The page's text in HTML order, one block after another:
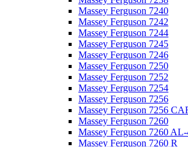
Massey Ferguson 7240
Massey Ferguson 7242
Massey Ferguson 7244
Massey Ferguson 7245
Massey Ferguson 7246
Massey Ferguson 7250
Massey Ferguson 7252
Massey Ferguson 7254
Massey Ferguson 7256
Massey Ferguson 7256
Massey Ferguson 7260
Massey Ferguson 7260
Massey Ferguson 7260 R